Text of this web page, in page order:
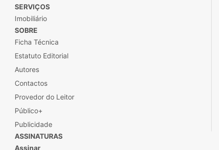
SERVIÇOS
Imobiliário
SOBRE
Ficha Técnica
Estatuto Editorial
Autores
Contactos
Provedor do Leitor
Público+
Publicidade
ASSINATURAS
Assinar